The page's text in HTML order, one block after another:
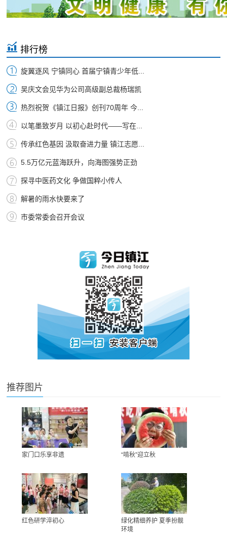
排行榜
旋翼逐风 宁镇同心 首届宁镇青少年低...
吴庆文会见华为公司高级副总裁杨瑞凯
热烈祝贺《镇江日报》创刊70周年 今...
以笔墨致岁月 以初心赴时代——写在...
传承红色基因 汲取奋进力量 镇江志愿...
5.5万亿元蓝海跃升，向海图强势正劲
探寻中医药文化 争做国粹小传人
解暑的雨水快要来了
市委常委会召开会议
推荐图片
家门口乐享非遗 “啃秋”迎立秋
红色研学淬初心
绿化精细养护 夏季扮靓
环境